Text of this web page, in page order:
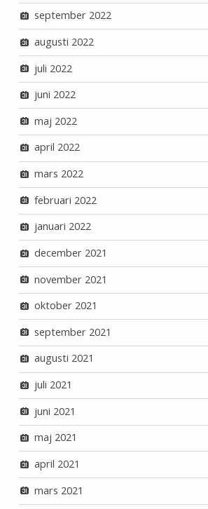
september 2022
augusti 2022
juli 2022
juni 2022
maj 2022
april 2022
mars 2022
februari 2022
januari 2022
december 2021
november 2021
oktober 2021
september 2021
augusti 2021
juli 2021
juni 2021
maj 2021
april 2021
mars 2021